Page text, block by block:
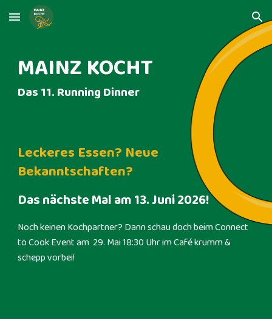
Skip to main content Skip to navigation
MAINZ KOCHT
Das11. Running Dinner
Leckeres Essen? Neue
Bekanntschaften?
Das nächste Mal am 13. Juni 2026!
Noch keinen Kochpartner? Dann schau doch beim Connect
to Cook Event am 29. Mai 18:30 Uhr im Café krumm &
schepp vorbei!